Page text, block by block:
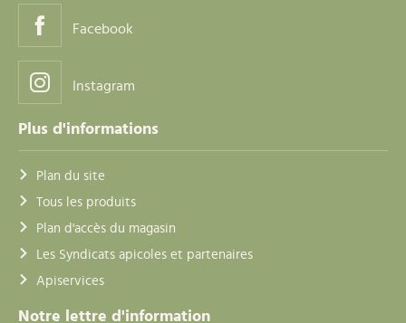
Facebook
Instagram
Plus d'informations
Plan du site
Tous les produits
Plan d'accès du magasin
Les Syndicats apicoles et partenaires
Apiservices
Notre lettre d'information